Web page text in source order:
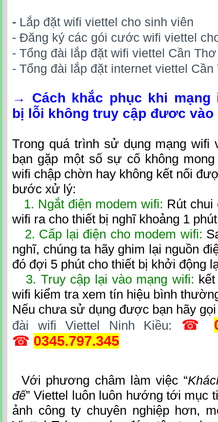
- Lắp đặt wifi viettel cho sinh viên
- Đăng ký các gói cước wifi viettel
- Tổng đài lắp đặt wifi viettel Cần
- Tổng đài lắp đặt internet viettel
→ Cách khắc phục khi mạng
bị lỗi không truy cập đươc vào
Trong quá trình sử dụng mạng wifi
bạn gặp một số sự cố không
wifi chập chờn hay không kết nối
bước xử lý:
1. Ngắt điện modem wifi: Rút chui
wifi ra cho thiết bị nghĩ khoảng 1
2. Cấp lại điện cho modem wifi:
nghĩ, chúng ta hãy ghim lại nguồn
đó đợi 5 phút cho thiết bị khởi động
3. Truy cập lại vào mạng wifi:
wifi kiểm tra xem tín hiệu bình
Nếu chưa sử dụng được bạn hãy
đài wifi Viettel Ninh Kiều: ☎
☎ 0345.797.345
Với phương châm làm việc “
đế” Viettel luôn luôn hướng tới mục
ảnh công ty chuyên nghiệp hơn,